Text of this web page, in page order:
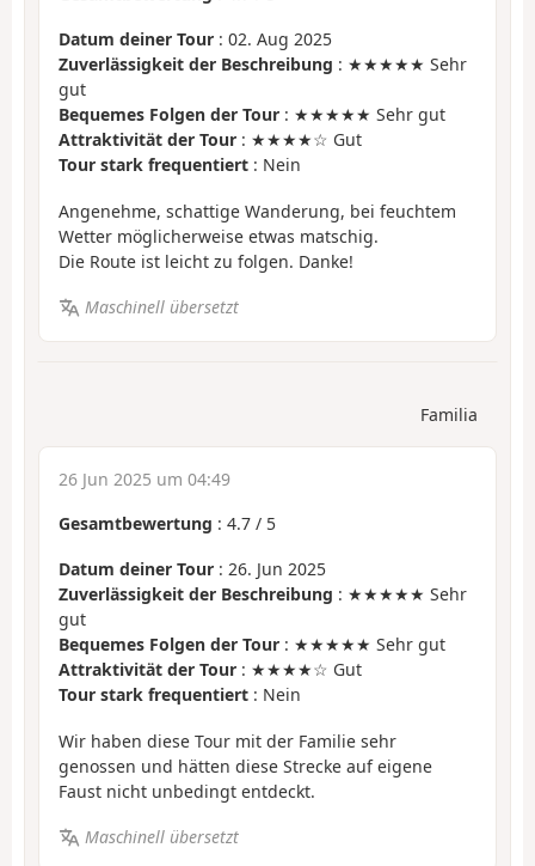
Datum deiner Tour : 02. Aug 2025
Zuverlässigkeit der Beschreibung : ★★★★★ Sehr
gut
Bequemes Folgen der Tour : ★★★★★ Sehr gut
Attraktivität der Tour : ★★★★☆ Gut
Tour stark frequentiert : Nein
Angenehme, schattige Wanderung, bei feuchtem
Wetter möglicherweise etwas matschig.
Die Route ist leicht zu folgen. Danke!
Maschinell übersetzt
Familia
26 Jun 2025 um 04:49
Gesamtbewertung : 4.7 / 5
Datum deiner Tour : 26. Jun 2025
Zuverlässigkeit der Beschreibung : ★★★★★ Sehr
gut
Bequemes Folgen der Tour : ★★★★★ Sehr gut
Attraktivität der Tour : ★★★★☆ Gut
Tour stark frequentiert : Nein
Wir haben diese Tour mit der Familie sehr
genossen und hätten diese Strecke auf eigene
Faust nicht unbedingt entdeckt.
Maschinell übersetzt